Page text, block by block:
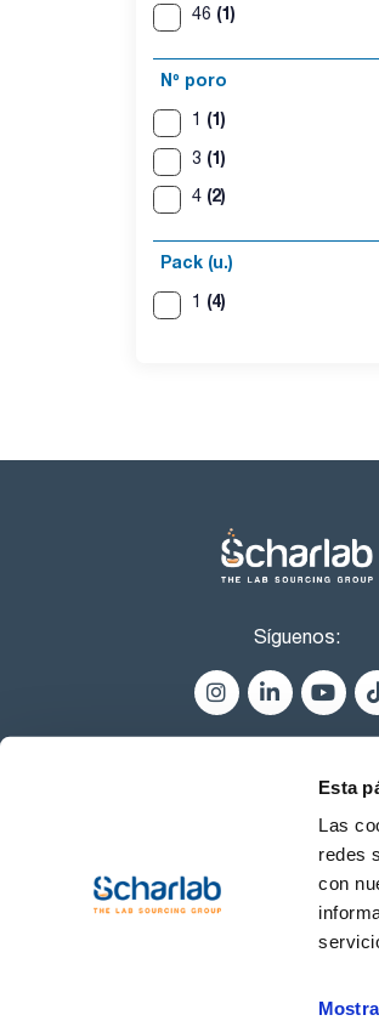
Esta
Las
redes
con
46 (1)
Nº poro
1 (1)
3 (1)
4 (2)
Pack (u.)
1 (4)
Síguenos: